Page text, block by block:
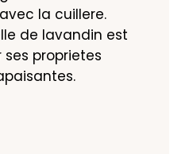
la cuillere.
de lavandin est
proprietes